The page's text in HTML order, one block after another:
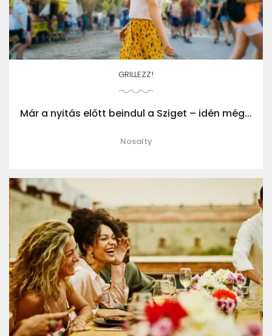
GRILLEZZ!
Már a nyitás előtt beindul a Sziget – idén még...
Nosalty